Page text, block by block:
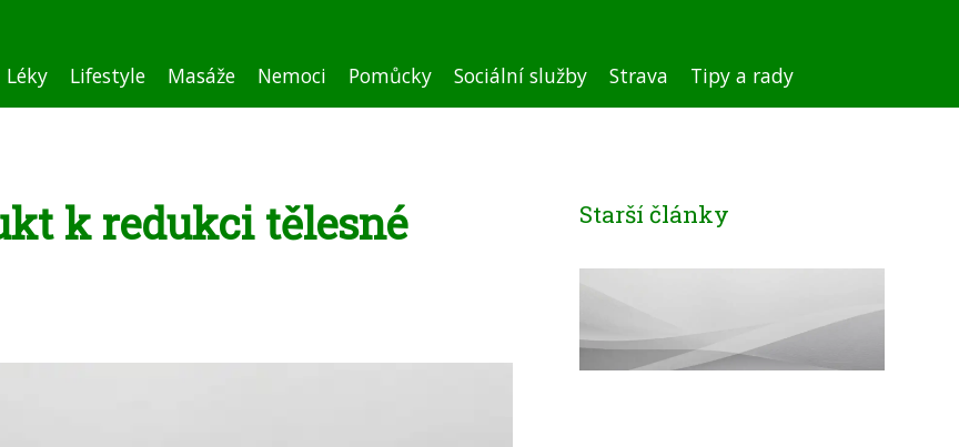
Léky Lifestyle Masáže Nemoci Pomůcky Sociální služby Strava Tipy a rady
k redukci tělesné
Starší články